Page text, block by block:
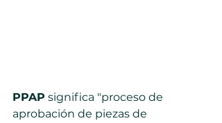
PPAP significa "proceso de
aprobación de piezas de